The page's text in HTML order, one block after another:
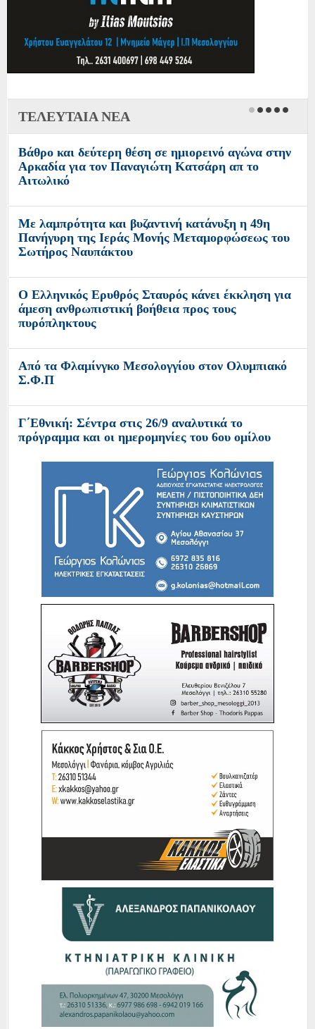
ΤΕΛΕΥΤΑΙΑ ΝΕΑ
Βάθρο και δεύτερη θέση σε ημιορεινό αγώνα στην
Αρκαδία για τον Παναγιώτη Κατσάρη απ το
Αιτωλικό
Με λαμπρότητα και βυζαντινή κατάνυξη η 49η
Πανήγυρη της Ιεράς Μονής Μεταμορφώσεως του
Σωτήρος Ναυπάκτου
Ο Ελληνικός Ερυθρός Σταυρός κάνει έκκληση για
άμεση ανθρωπιστική βοήθεια προς τους
πυρόπληκτους
Από τα Φλαμίνγκο Μεσολογγίου στον Ολυμπιακό
Σ.Φ.Π
Γ΄Εθνική: Σέντρα στις 26/9 αναλυτικά το
πρόγραμμα και οι ημερομηνίες του 6ου ομίλου